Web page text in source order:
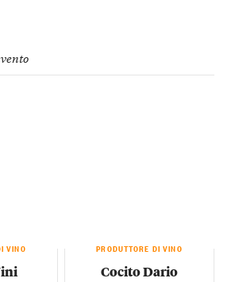
VINO PRODUTTORE DI VINO
Cocito Dario